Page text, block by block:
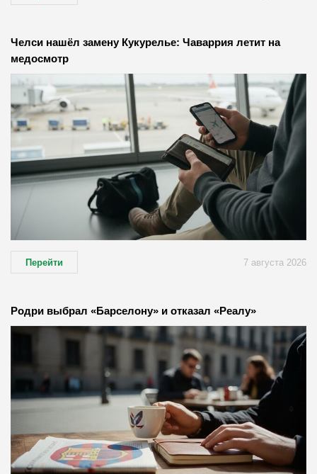
Челси нашёл замену Кукурелье: Чаваррия летит на
медосмотр
Перейти 7 августа 2026
Родри выбрал «Барселону» и отказал «Реалу»